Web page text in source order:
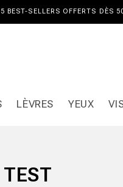
BEST-SELLERS OFFERTS DÈS
LÈVRES YEUX
TEST